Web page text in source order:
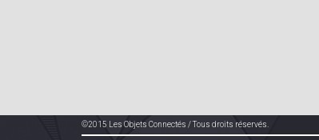
©2015 Les Objets Connectés / Tous droits réservés.